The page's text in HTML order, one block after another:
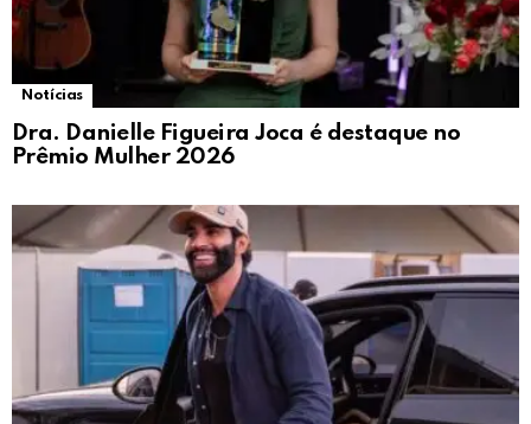
Notícias
Dra. Danielle Figueira Joca é destaque no
Prêmio Mulher 2026